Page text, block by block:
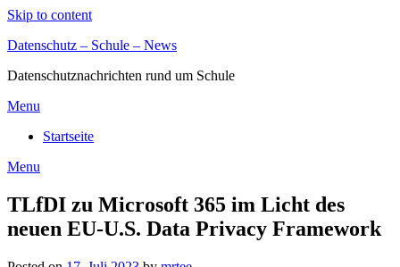
Skip to content
Datenschutz – Schule – News
Datenschutznachrichten rund um Schule
Menu
Startseite
Menu
TLfDI zu Microsoft 365 im Licht des
neuen EU-U.S. Data Privacy Framework